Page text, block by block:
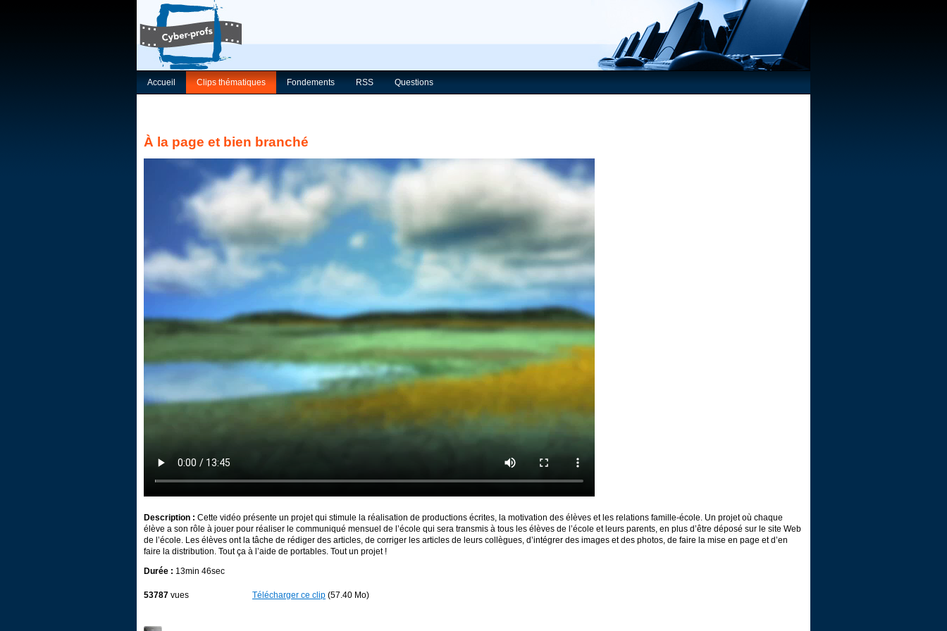
Accueil Clips thématiques Fondements RSS Questions
À la page et bien branché
Description : Cette vidéo présente un projet qui stimule la réalisation de productions écrites, la motivation des élèves et les relations famille-école. Un projet où chaque
élève a son rôle à jouer pour réaliser le communiqué mensuel de l’école qui sera transmis à tous les élèves de l’école et leurs parents, en plus d’être déposé sur le site Web
de l’école. Les élèves ont la tâche de rédiger des articles, de corriger les articles de leurs collègues, d’intégrer des images et des photos, de faire la mise en page et d’en
faire la distribution. Tout ça à l’aide de portables. Tout un projet !
Durée : 13min 46sec
53787 vues Télécharger ce clip (57.40 Mo)